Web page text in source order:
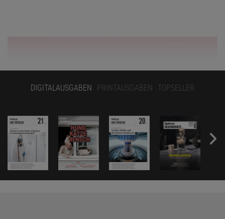
DIGITALAUSGABEN PRINTAUSGABEN TOPSELLER